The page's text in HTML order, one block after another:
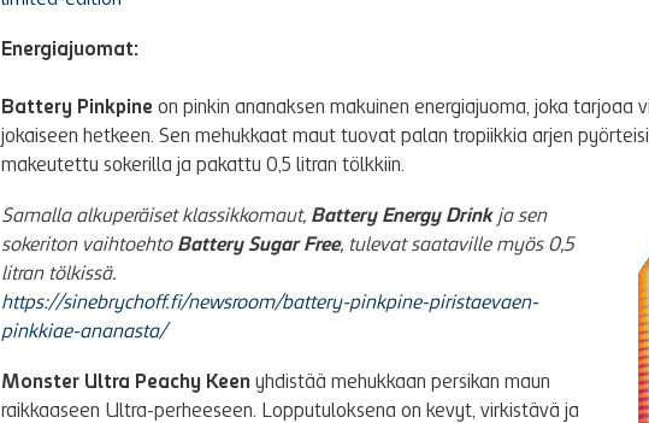
Energiajuomat:
Battery Pinkpine on pinkin ananaksen makuinen energiajuoma, joka tarjoaa
jokaiseen hetkeen. Sen mehukkaat maut tuovat palan tropiikkia arjen
makeutettu sokerilla ja pakattu 0,5 litran tölkkiin.
Samalla alkuperäiset klassikkomaut, Battery Energy Drinkja sen
sokeriton vaihtoehto Battery Sugar Free, tulevat saataville myös 0,5
litran tölkissä.
https://sinebrychoff.fi/newsroom/battery-pinkpine-piristaevaen-
pinkkiae-ananasta/
Monster Ultra Peachy Keen yhdistää mehukkaan persikan maun
raikkaaseen Ultra-perheeseen. Lopputuloksena on kevyt, virkistävä ja